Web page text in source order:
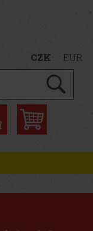
CZK EUR